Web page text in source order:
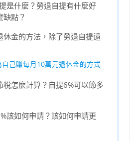
是什麼？勞退自提有什麼好
缺點？
休金的方法，除了勞退自提還
自己賺每月10萬元退休金的方式
稅怎麼計算？自提6%可以節多
該如何申請？該如何申請更